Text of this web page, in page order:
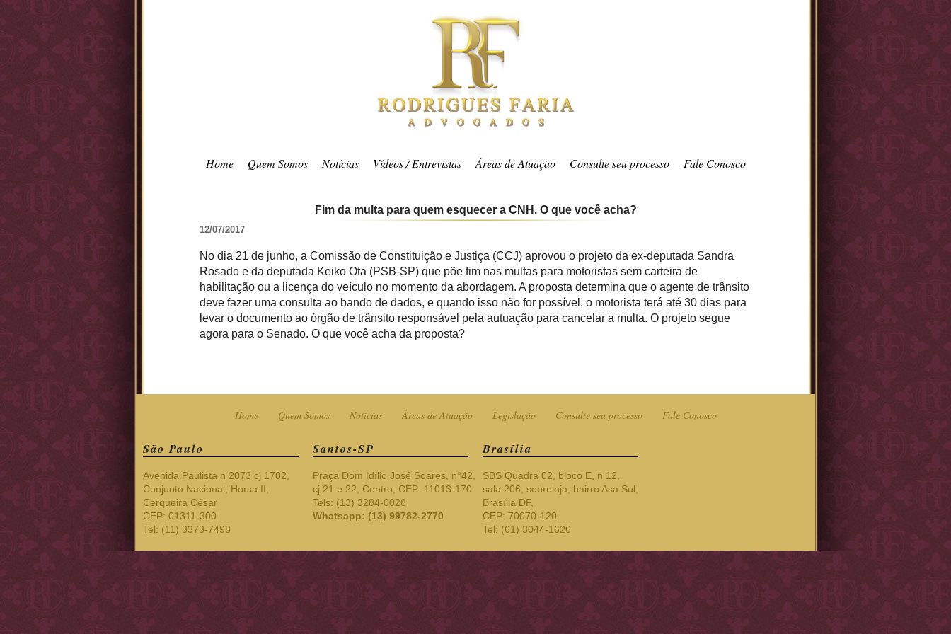
Home Quem Somos Notícias Vídeos / Entrevistas Áreas de Atuação Consulte seu processo Fale Conosco
Fim da multa para quem esquecer a CNH. O que você acha?
12/07/2017
No dia 21 de junho, a Comissão de Constituição e Justiça (CCJ) aprovou o projeto da ex-deputada Sandra
Rosado e da deputada Keiko Ota (PSB-SP) que põe fim nas multas para motoristas sem carteira de
habilitação ou a licença do veículo no momento da abordagem. A proposta determina que o agente de trânsito
deve fazer uma consulta ao bando de dados, e quando isso não for possível, o motorista terá até 30 dias para
levar o documento ao órgão de trânsito responsável pela autuação para cancelar a multa. O projeto segue
agora para o Senado. O que você acha da proposta?
Home Quem Somos Notícias Áreas de Atuação Legislação Consulte seu processo Fale Conosco
São Paulo
Avenida Paulista n 2073 cj 1702,
Conjunto Nacional, Horsa II,
Cerqueira César
CEP: 01311-300
Tel: (11) 3373-7498
Santos-SP
Praça Dom Idílio José Soares, n°42,
cj 21 e 22, Centro, CEP: 11013-170
Tels: (13) 3284-0028
Whatsapp: (13) 99782-2770
Brasília
SBS Quadra 02, bloco E, n 12,
sala 206, sobreloja, bairro Asa Sul,
Brasília DF,
CEP: 70070-120
Tel: (61) 3044-1626